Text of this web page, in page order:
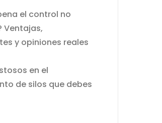
el control no
Ventajas,
y opiniones reales
en el
de silos que debes